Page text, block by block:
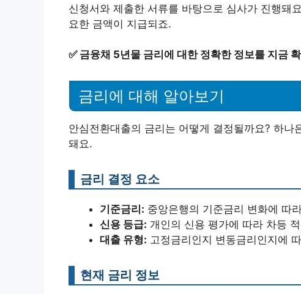
신청서와 제출한 서류를 바탕으로 심사가 진행돼
요한 금액이 지급되죠.
✅ 금융채 5년물 금리에 대한 정확한 정보를 지금
금리에 대해 알아보기
안심전환대출의 금리는 어떻게 결정될까요? 하
돼요.
금리 결정 요소
기준금리: 중앙은행의 기준금리 변화에 따
신용 등급: 개인의 신용 평가에 따라 차등
대출 유형: 고정금리인지 변동금리인지에
현재 금리 정보